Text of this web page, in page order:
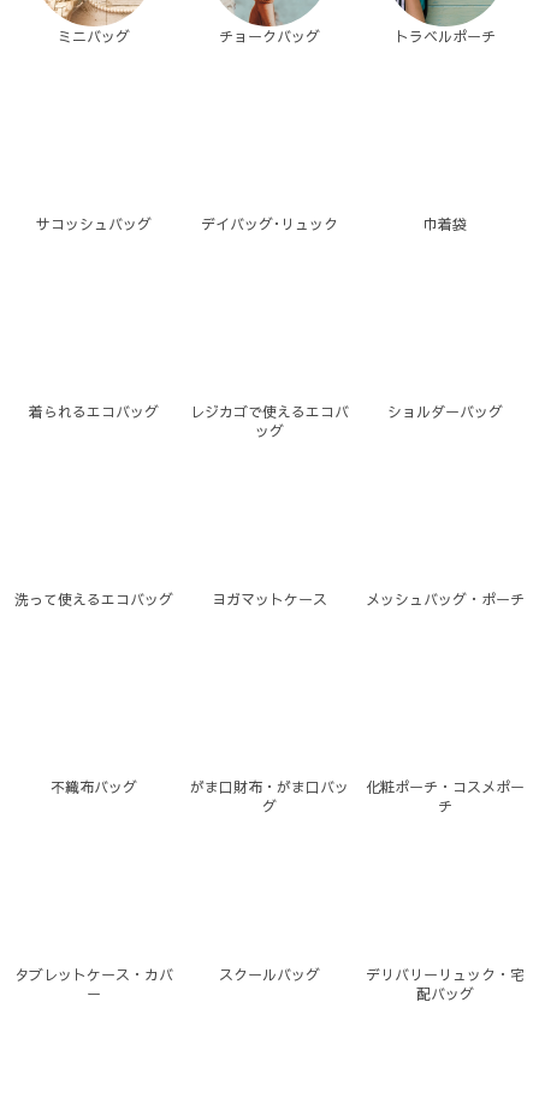
ミニバッグ チョークバッグ トラベルポーチ
サコッシュバッグ デイバッグ･リュック 巾着袋
着られるエコバッグ
レジカゴで使えるエコバ
ッグ
ショルダーバッグ
洗って使えるエコバッグ ヨガマットケース メッシュバッグ・ポーチ
不織布バッグ
がま口財布・がま口バッ
グ
化粧ポーチ・コスメポー
チ
タブレットケース・カバ
ー
スクールバッグ
デリバリーリュック・宅
配バッグ